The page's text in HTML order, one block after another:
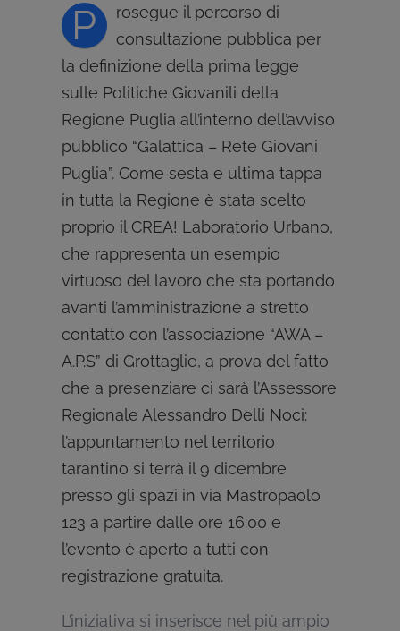
P
rosegue il percorso di
consultazione pubblica per
la definizione della prima legge
sulle Politiche Giovanili della
Regione Puglia all’interno dell’avviso
pubblico “Galattica – Rete Giovani
Puglia”. Come sesta e ultima tappa
in tutta la Regione è stata scelto
proprio il CREA! Laboratorio Urbano,
che rappresenta un esempio
virtuoso del lavoro che sta portando
avanti l’amministrazione a stretto
contatto con l’associazione “AWA –
A.P.S” di Grottaglie, a prova del fatto
che a presenziare ci sarà l’Assessore
Regionale Alessandro Delli Noci:
l’appuntamento nel territorio
tarantino si terrà il 9 dicembre
presso gli spazi in via Mastropaolo
123 a partire dalle ore 16:00 e
l’evento è aperto a tutti con
registrazione gratuita.
L’iniziativa si inserisce nel più ampio